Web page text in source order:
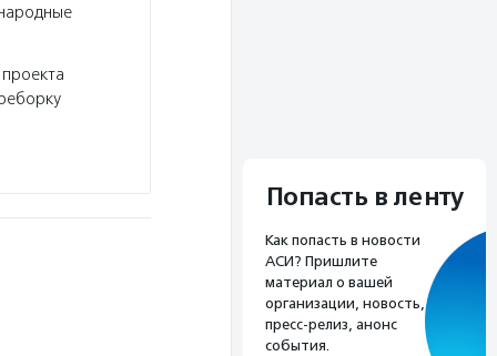
Попасть в ленту
Как попасть в новости
АСИ? Пришлите
материал о вашей
организации, новость,
пресс-релиз, анонс
события.